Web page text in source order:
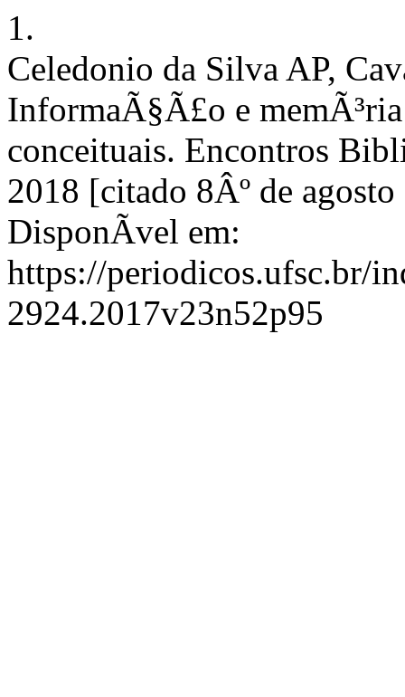
1.
Celedonio da Silva AP,
InformaÃ§Ã£o e
conceituais. Encontros
2018 [citado 8Âº de
DisponÃ­vel em:
https://periodicos.ufsc.br/
2924.2017v23n52p95